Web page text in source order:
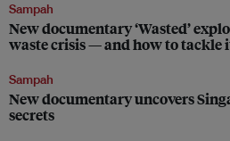
Sampah
New documentary ‘Wasted’
waste crisis — and how to tackle
Sampah
New documentary uncovers
secrets